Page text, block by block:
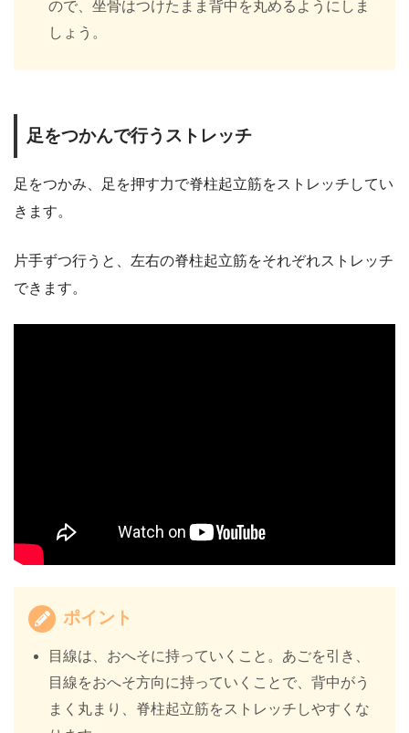
ので、坐骨はつけたまま背中を丸めるようにしま
しょう。
足をつかんで行うストレッチ
足をつかみ、足を押す力で脊柱起立筋をストレッチしてい
きます。
片手ずつ行うと、左右の脊柱起立筋をそれぞれストレッチ
できます。
ポイント
目線は、おへそに持っていくこと。あごを引き、
目線をおへそ方向に持っていくことで、背中がう
まく丸まり、脊柱起立筋をストレッチしやすくな